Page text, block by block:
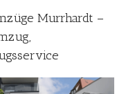
Murrhardt –